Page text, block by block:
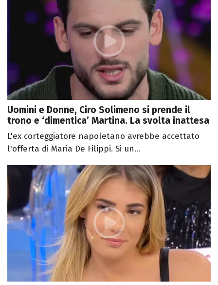
Uomini e Donne, Ciro Solimeno si prende il
trono e ‘dimentica’ Martina. La svolta inattesa
L'ex corteggiatore napoletano avrebbe accettato
l'offerta di Maria De Filippi. Si un...